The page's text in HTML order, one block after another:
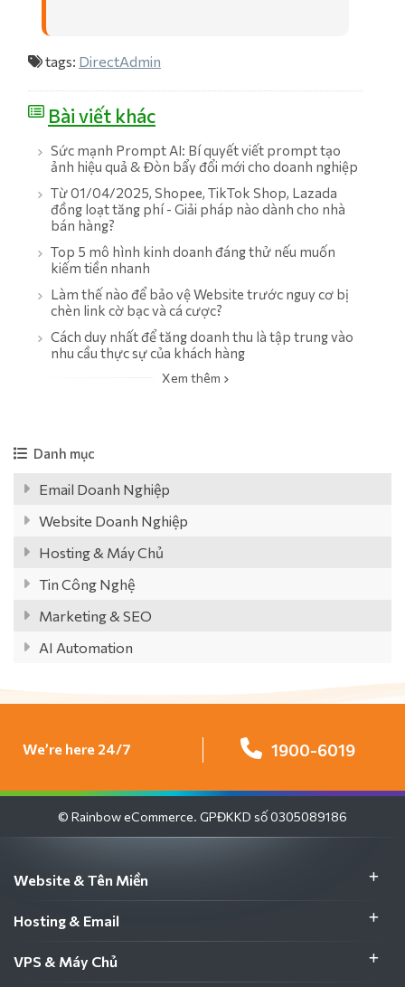
tags: DirectAdmin
Bài viết khác
Sức mạnh Prompt AI: Bí quyết viết prompt tạo
ảnh hiệu quả & Đòn bẩy đổi mới cho doanh nghiệp
Từ 01/04/2025, Shopee, TikTok Shop, Lazada
đồng loạt tăng phí - Giải pháp nào dành cho nhà
bán hàng?
Top 5 mô hình kinh doanh đáng thử nếu muốn
kiếm tiền nhanh
Làm thế nào để bảo vệ Website trước nguy cơ bị
chèn link cờ bạc và cá cược?
Cách duy nhất để tăng doanh thu là tập trung vào
nhu cầu thực sự của khách hàng
Xem thêm
Danh mục
Email Doanh Nghiệp
Website Doanh Nghiệp
Hosting & Máy Chủ
Tin Công Nghệ
Marketing & SEO
AI Automation
We’re here 24/7 1900-6019
© Rainbow eCommerce. GPĐKKD số 0305089186
Website & Tên Miền
Hosting & Email
VPS & Máy Chủ